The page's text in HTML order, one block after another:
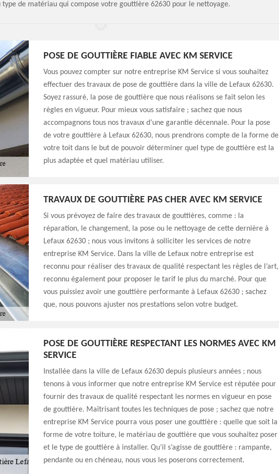
type de matériau qui compose votre gouttière 62630 pour le nettoyage.
POSE DE GOUTTIÈRE FIABLE AVEC KM SERVICE
Vous pouvez compter sur notre entreprise KM Service si vous souhaitez
effectuer des travaux de pose de gouttière dans la ville de Lefaux 62630.
Soyez rassuré, la pose de gouttière que nous réalisons se fait selon les
règles en vigueur. Pour mieux vous satisfaire ; sachez que nous
accompagnons tous nos travaux d’une garantie décennale. Pour la pose
de votre gouttière à Lefaux 62630, nous prendrons compte de la forme de
votre toit dans le but de pouvoir déterminer quel type de gouttière est la
plus adaptée et quel matériau utiliser.
TRAVAUX DE GOUTTIÈRE PAS CHER AVEC KM SERVICE
Si vous prévoyez de faire des travaux de gouttières, comme : la
réparation, le changement, la pose ou le nettoyage de cette dernière à
Lefaux 62630 ; nous vous invitons à solliciter les services de notre
entreprise KM Service. Dans la ville de Lefaux notre entreprise est
reconnu pour réaliser des travaux de qualité respectant les règles de l’art,
reconnu également pour proposer le tarif le plus du marché. Pour que
vous puissiez avoir une gouttière performante à Lefaux 62630 ; sachez
que, nous pouvons ajuster nos prestations selon votre budget.
POSE DE GOUTTIÈRE RESPECTANT LES NORMES AVEC KM
SERVICE
Installée dans la ville de Lefaux 62630 depuis plusieurs années ; nous
tenons à vous informer que notre entreprise KM Service est réputée pour
fournir des travaux de qualité respectant les normes en vigueur en pose
de gouttière. Maîtrisant toutes les techniques de pose ; sachez que notre
entreprise KM Service pourra vous poser une gouttière : quelle que soit la
forme de votre toiture, le matériau de gouttière que vous souhaitez poser
et le type de gouttière à installer. Qu’il s’agisse de gouttière : rampante,
pendante ou en chéneau, nous vous les poserons correctement.